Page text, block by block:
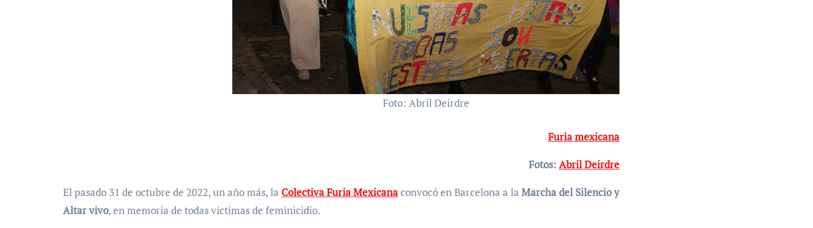
Foto: Abril Deirdre
Furia mexicana
Fotos: Abril Deirdre
El pasado 31 de octubre de 2022, un año más, la Colectiva Furia Mexicanaconvocó en Barcelona a la Marcha del Silencio y
Altar vivo, en memoria de todas víctimas de feminicidio.